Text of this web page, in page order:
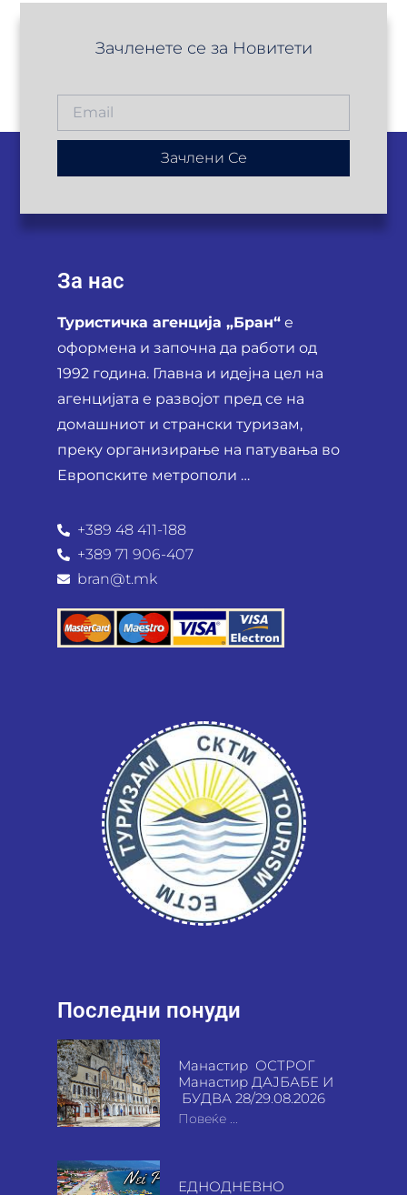
Зачленете се за Новитети
Зачлени Се
За нас
Туристичка агенција „Бран“е
оформена и започна да работи од
1992 година. Главна и идејна цел на
агенцијата е развојот пред се на
домашниот и странски туризам,
преку организирање на патувања во
Европските метрополи …
+389 48 411-188
+389 71 906-407
bran@t.mk
Последни понуди
Манастир ОСТРОГ
Манастир ДАЈБАБЕ И
БУДВА 28/29.08.2026
Повеќе ...
ЕДНОДНЕВНО